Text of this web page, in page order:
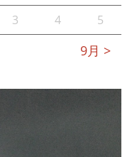
9月 >
3 4 5